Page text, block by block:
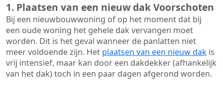
1. Plaatsen van een nieuw dak Voorschoten
Bij een nieuwbouwwoning of op het moment dat bij
een oude woning het gehele dak vervangen moet
worden. Dit is het geval wanneer de panlatten niet
meer voldoende zijn. Het plaatsen van een nieuw dak is
vrij intensief, maar kan door een dakdekker (afhankelijk
van het dak) toch in een paar dagen afgerond worden.